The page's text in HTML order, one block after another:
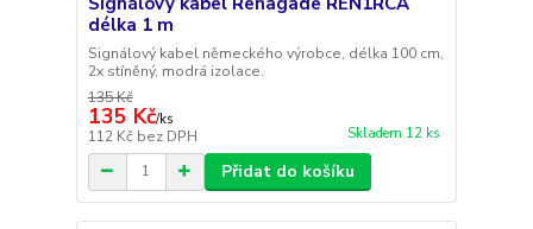
délka 1 m
Signálový kabel německého výrobce, délka 100 cm,
2x stíněný, modrá izolace.
135 Kč
135 Kč/ks
112 Kč bez DPH Skladem 12 ks
Přidat do košíku